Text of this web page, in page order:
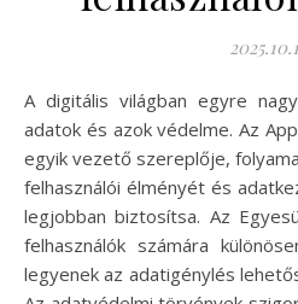
A digitális világban egyre nagyobb szerepet kapnak az
adatok és azok védelme. Az
egyik vezető szereplője,
felhasználói élményét és
legjobban biztosítsa. Az
felhasználók számára
legyenek az adatigénylés